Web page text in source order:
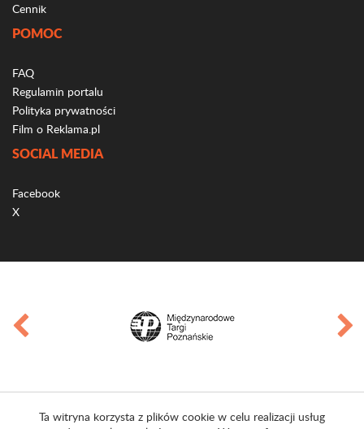
Cennik
POMOC
FAQ
Regulamin portalu
Polityka prywatności
Film o Reklama.pl
SOCIAL MEDIA
Facebook
X
Ta witryna korzysta z plików cookie w celu realizacji usług